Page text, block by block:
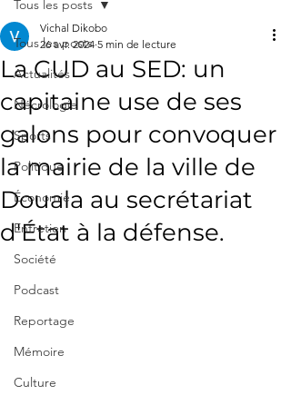
Tous les posts
Actualités
Nécrologie
Sports
Politique
Économie
Entretien
Société
Podcast
Reportage
Mémoire
Culture
Tous les posts
La CUD au SED: un
capitaine use de ses
galons pour convoquer
la mairie de la ville de
Douala au secrétariat
d'État à la défense.
Vichal Dikobo
26 avr. 2024 5 min de lecture